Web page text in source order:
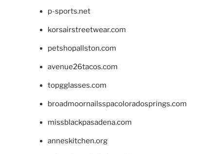
p-sports.net
korsairstreetwear.com
petshopallston.com
avenue26tacos.com
topgglasses.com
broadmoornailsspacoloradosprings.com
missblackpasadena.com
anneskitchen.org